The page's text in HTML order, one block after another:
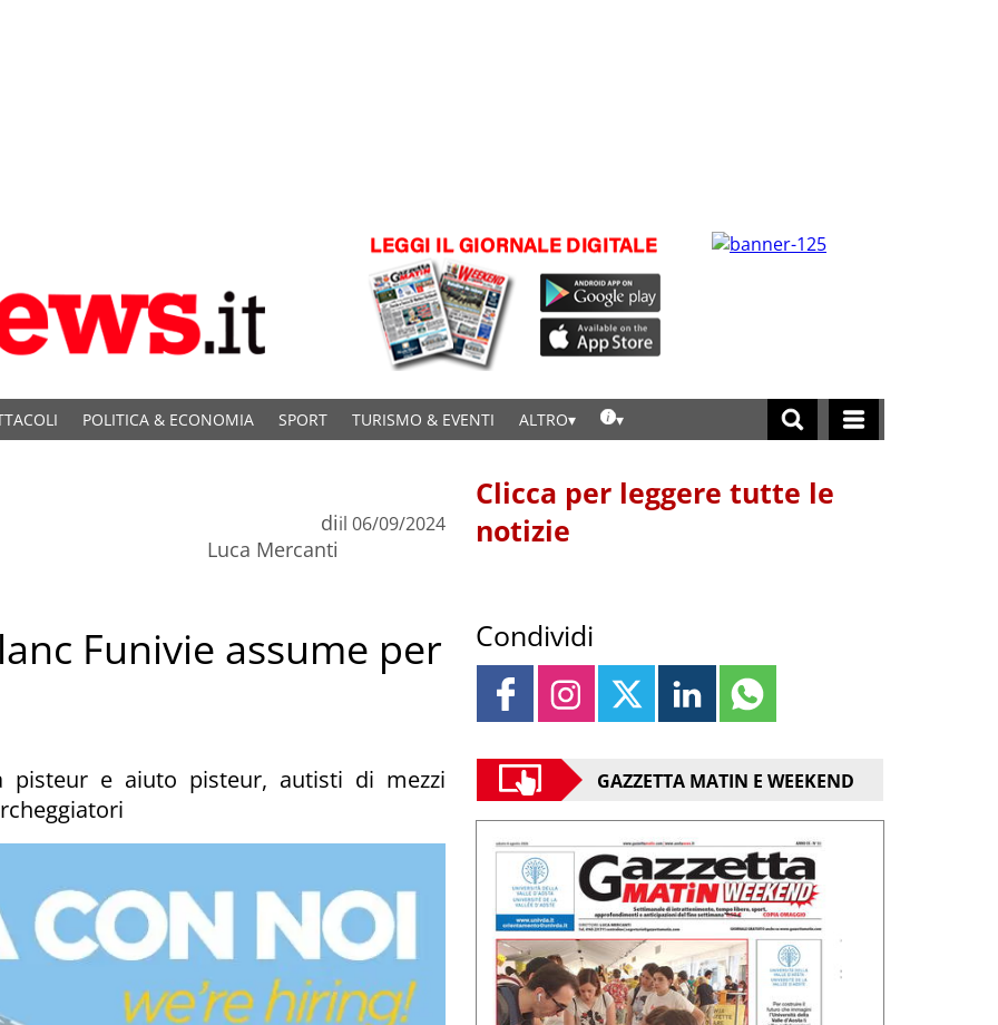
POLITICA & ECONOMIA SPORT TURISMO & EVENTI ALTRO
di
Luca Mercanti
il 06/09/2024
Funivie assume per
pisteur e aiuto pisteur, autisti di mezzi
Clicca per leggere tutte le
notizie
Condividi
GAZZETTA MATIN E WEEKEND